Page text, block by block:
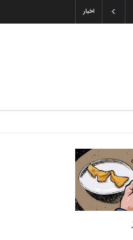
اخبار
تخصصی فصل تابستان 1405 خانه کا…